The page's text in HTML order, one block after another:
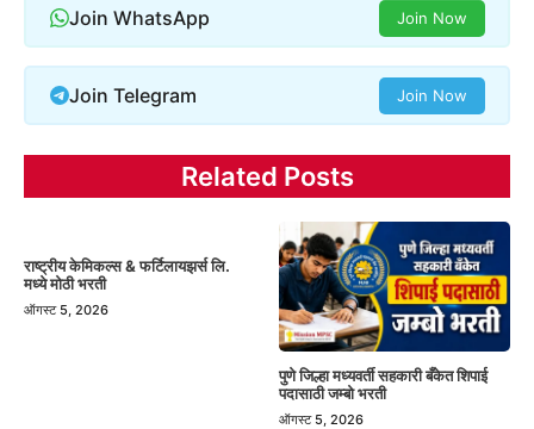
Join WhatsApp Join Now
Join Telegram Join Now
Related Posts
राष्ट्रीय केमिकल्स & फर्टिलायझर्स लि.
मध्ये मोठी भरती
ऑगस्ट 5, 2026
पुणे जिल्हा मध्यवर्ती सहकारी बँकेत शिपाई
पदासाठी जम्बो भरती
ऑगस्ट 5, 2026